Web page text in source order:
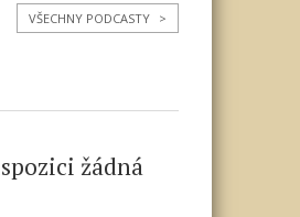
VŠECHNY PODCASTY >
žádná